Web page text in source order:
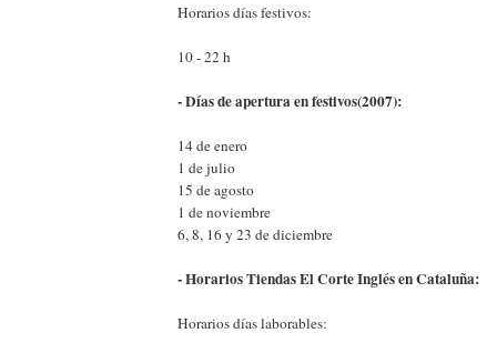
Horarios días festivos:
10 - 22 h
- Días de apertura en festivos(2007):
14 de enero
1 de julio
15 de agosto
1 de noviembre
6, 8, 16 y 23 de diciembre
- Horarios Tiendas El Corte Inglés en Cataluña:
Horarios días laborables: